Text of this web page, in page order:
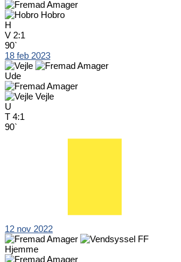
Hobro
H
V 2:1
90`
18 feb 2023
Ude
Vejle
U
T 4:1
90`
12 nov 2022
Hjemme